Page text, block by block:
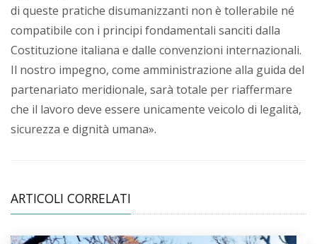
di queste pratiche disumanizzanti non è tollerabile né
compatibile con i principi fondamentali sanciti dalla
Costituzione italiana e dalle convenzioni internazionali.
Il nostro impegno, come amministrazione alla guida del
partenariato meridionale, sarà totale per riaffermare
che il lavoro deve essere unicamente veicolo di legalità,
sicurezza e dignità umana».
ARTICOLI CORRELATI